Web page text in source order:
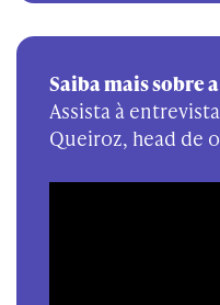
Saiba mais sobre
Assista à
Queiroz, head de